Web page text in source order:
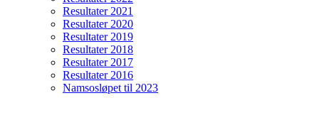
Resultater 2021
Resultater 2020
Resultater 2019
Resultater 2018
Resultater 2017
Resultater 2016
Namsosløpet til 2023